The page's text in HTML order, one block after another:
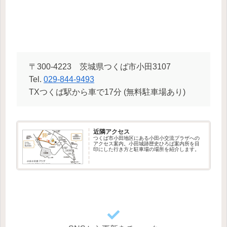
〒300-4223 茨城県つくば市小田3107
Tel. 029-844-9493
TXつくば駅から車で17分 (無料駐車場あり)
近隣アクセス
つくば市小田地区にある小田小交流プラザへの
アクセス案内。小田城跡歴史ひろば案内所を目
印にした行き方と駐車場の場所を紹介します。